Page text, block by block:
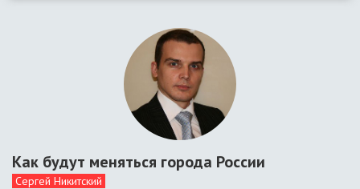
Как будут меняться города России
Сергей Никитский